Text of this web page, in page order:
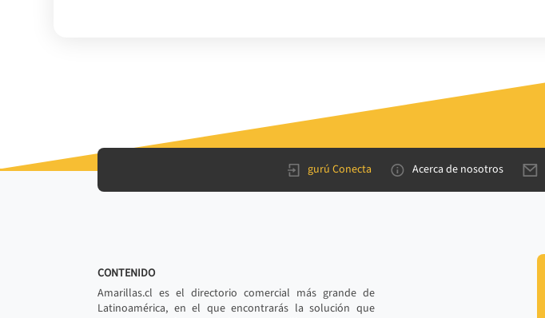
gurú Conecta Acerca de nosotros
CONTENIDO
Amarillas.cl es el directorio comercial más grande de
Latinoamérica, en el que encontrarás la solución que